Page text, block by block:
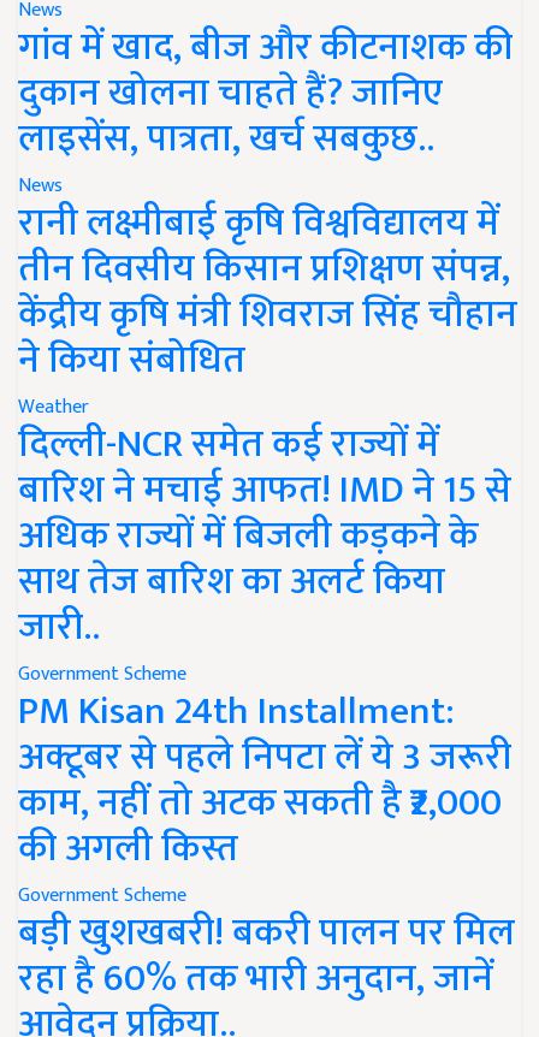
News
गांव में खाद, बीज और कीटनाशक की
दुकान खोलना चाहते हैं? जानिए
लाइसेंस, पात्रता, खर्च सबकुछ..
News
रानी लक्ष्मीबाई कृषि विश्वविद्यालय में
तीन दिवसीय किसान प्रशिक्षण संपन्न,
केंद्रीय कृषि मंत्री शिवराज सिंह चौहान
ने किया संबोधित
Weather
दिल्ली-NCR समेत कई राज्यों में
बारिश ने मचाई आफत! IMD ने 15 से
अधिक राज्यों में बिजली कड़कने के
साथ तेज बारिश का अलर्ट किया
जारी..
Government Scheme
PM Kisan 24th Installment:
अक्टूबर से पहले निपटा लें ये 3 जरूरी
काम, नहीं तो अटक सकती है ₹2,000
की अगली किस्त
Government Scheme
बड़ी खुशखबरी! बकरी पालन पर मिल
रहा है 60% तक भारी अनुदान, जानें
आवेदन प्रक्रिया..